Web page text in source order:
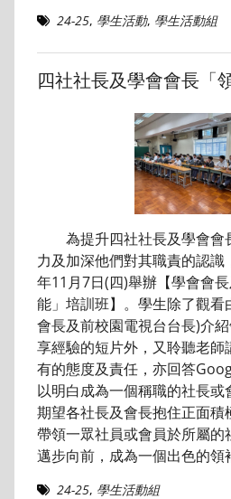
24-25, 學生活動, 學生活動組
四社社長及學會會長「
為提升四社社長及學會會
力及加深他們對其職責的認
年11月7日(四)舉辦【學會會
能」培訓班】。學生除了觀看
會長及前校園電視台台長)介
享經驗的短片外，又聆聽老師
有的態度及責任，亦回答
以明白成為一個稱職的社長或
期望各社長及會長抱住正面積
帶領一眾社員或會員於所屬的
邁步向前，成為一個出色的領
24-25, 學生活動組